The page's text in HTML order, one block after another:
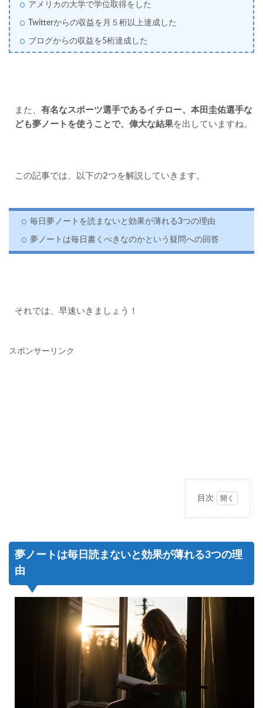
アメリカの大学で学位取得をした
Twitterからの収益を月５桁以上達成した
ブログからの収益を5桁達成した
また、 有名なスポーツ選手であるイチロー、本田圭佑選手な
ども夢ノートを使うことで、偉大な結果を出していますね。
この記事では、以下の2つを解説していきます。
毎日夢ノートを読まないと効果が薄れる3つの理由
夢ノートは毎日書くべきなのかという疑問への回答
それでは、早速いきましょう！
スポンサーリンク
目次
日読
が薄
れる
3つ
1.1
夢ノートは毎日読まないと効果が薄れる3つの理
由